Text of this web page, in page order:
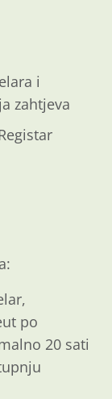
i
zahtjeva
po
20 sati